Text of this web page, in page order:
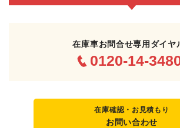
在庫車お問合せ専用ダイヤ
0120-14-
在庫確認・お見積もり
お問い合わせ